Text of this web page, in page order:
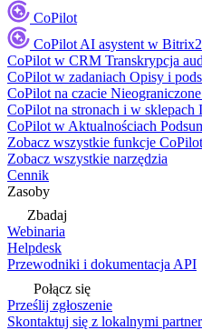
CoPilot
CoPilot AI asystent w
CoPilot w CRM Transkrypcja
CoPilot w zadaniach Opisy i
CoPilot na czacie
CoPilot na stronach i w sklepach
CoPilot w Aktualnościach
Zobacz wszystkie funkcje CoPilot
Zobacz wszystkie narzędzia
Cennik
Zasoby
Zbadaj
Webinaria
Helpdesk
Przewodniki i dokumentacja API
Połącz się
Prześlij zgłoszenie
Skontaktuj się z lokalnymi